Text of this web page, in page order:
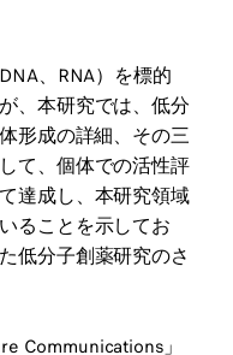
、RNA）を標的
、本研究では、低分
形成の詳細、その三
て、個体での活性評
達成し、本研究領域
ることを示してお
低分子創薬研究のさ
Communications」